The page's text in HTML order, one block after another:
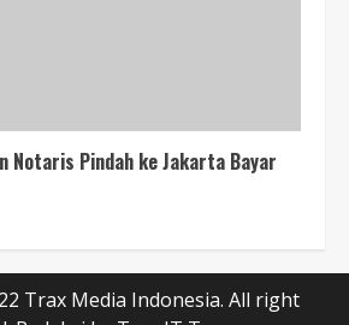
Notaris Pindah ke Jakarta Bayar
Trax Media Indonesia. All right